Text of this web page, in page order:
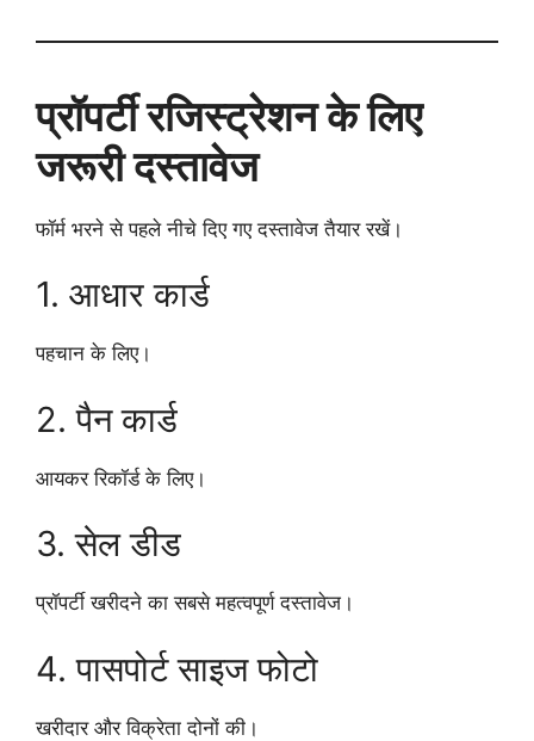
प्रॉपर्टी रजिस्ट्रेशन के लिए
जरूरी दस्तावेज
फॉर्म भरने से पहले नीचे दिए गए दस्तावेज तैयार रखें।
1. आधार कार्ड
पहचान के लिए।
2. पैन कार्ड
आयकर रिकॉर्ड के लिए।
3. सेल डीड
प्रॉपर्टी खरीदने का सबसे महत्वपूर्ण दस्तावेज।
4. पासपोर्ट साइज फोटो
खरीदार और विक्रेता दोनों की।